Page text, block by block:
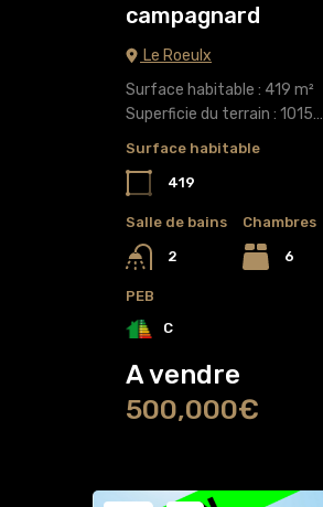
campagnard
Le Roeulx
Surface habitable : 419 m²
Superficie du terrain : 1015…
Surface habitable
419
Salle de bains
2
Chambres
6
PEB
C
A vendre
500,000€